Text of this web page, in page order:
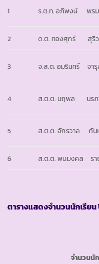
1 ร.ต.ท. อภิพงษ์ พรม
2 ด.ต. ทองศุกร์ สุริว
3 จ.ส.ต. อมรินทร์ จารุ
4 ส.ต.ต. นฤพล นรภ
5 ส.ต.ต. จักรวาล กัน
6 ส.ต.ต. พบมงคล รา
ตารางแสดงจำนวนนักเรีย
จำนวนนั